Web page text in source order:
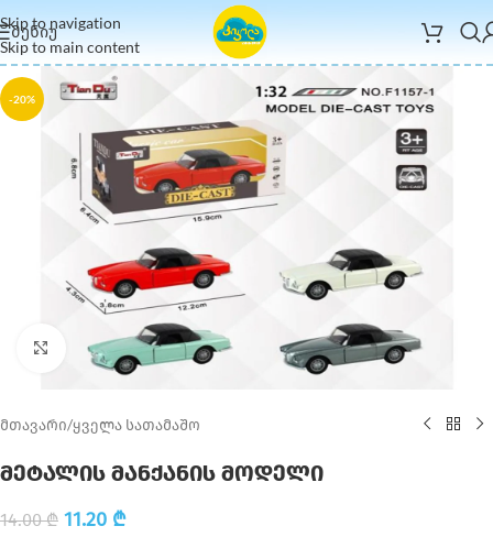
Skip to navigation
Skip to main content
ᲛᲔᲜᲘᲣ
-20%
Click to enlarge
მთავარი/ყველა სათამაშო
მეტალის მანქანის მოდელი
14.00₾ 11.20 ₾